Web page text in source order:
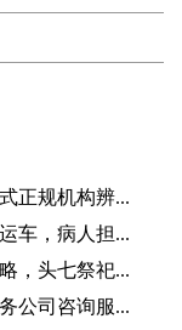
正规机构辨...
车，病人担...
，头七祭祀...
公司咨询服...